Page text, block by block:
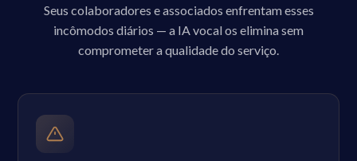
Seus colaboradores e associados enfrentam esses
incômodos diários — a IA vocal os elimina sem
comprometer a qualidade do serviço.